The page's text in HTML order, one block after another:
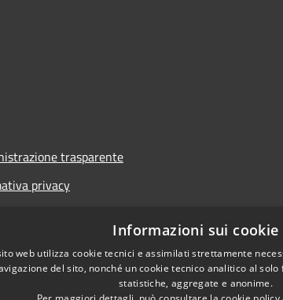
trasparente
privacy
di accessibilità
Informazioni sui cookie
web utilizza cookie tecnici e assimilati strettamente
del sito, nonché un cookie tecnico analitico al
statistiche, aggregate e anonime.